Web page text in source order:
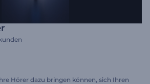
Hörer dazu bringen können, sich Ihren